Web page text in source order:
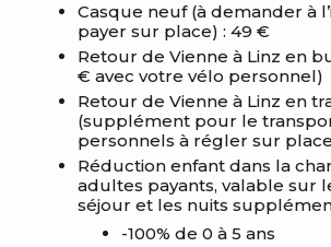
Casque neuf (à demander à
payer sur place) : 49 €
Retour de Vienne à Linz en
€ avec votre vélo personnel)
Retour de Vienne à Linz en
(supplément pour le
personnels à régler sur
Réduction enfant dans la
adultes payants, valable sur
séjour et les nuits
-100% de 0 à 5 ans